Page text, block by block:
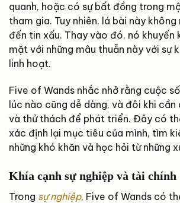
quanh, hoặc có sự bất đồng trong
tham gia. Tuy nhiên, lá bài này
đến tin xấu. Thay vào đó, nó khuyến
mặt với những mâu thuẫn này với sự
linh hoạt.
Five of Wands nhắc nhở rằng cuộc
lúc nào cũng dễ dàng, và đôi khi cần
và thử thách để phát triển. Đây có
xác định lại mục tiêu của mình, tìm
những khó khăn và học hỏi từ những
Khía cạnh sự nghiệp và tài chính
Trong sự nghiệp, Five of Wands có